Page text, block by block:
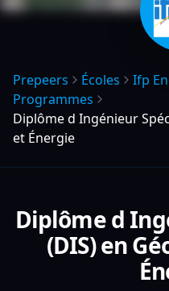
Prepeers Écoles
Ifp
Programmes
Diplôme d Ingénieur
et Énergie
Diplôme d
(DIS) en